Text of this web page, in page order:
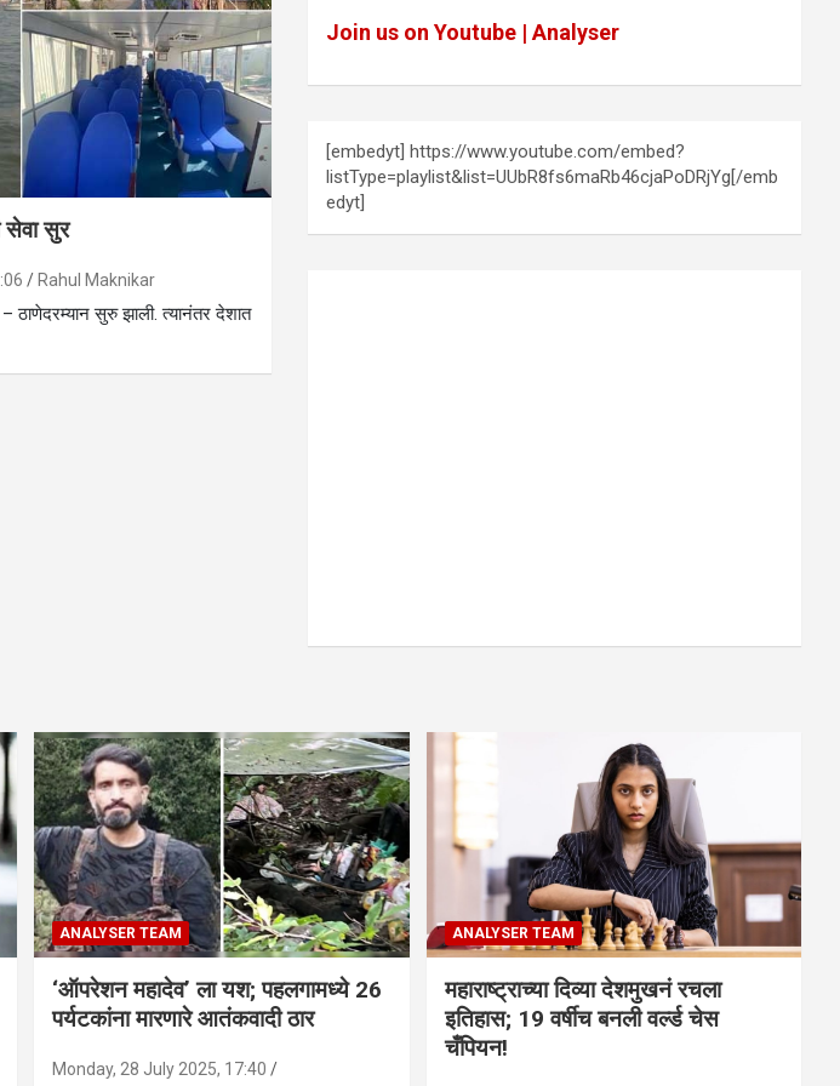
सेवा सुर
Rahul Maknikar
ठाणेदरम्यान सुरु झाली. त्यानंतर देशात
Join us on Youtube | Analyser
[embedyt] https://www.youtube.com/embed?
listType=playlist&list=UUbR8fs6maRb46cjaPoDRjYg[/emb
edyt]
ANALYSER TEAM
‘ऑपरेशन महादेव’ ला यश; पहलगामध्ये 26
पर्यटकांना मारणारे आतंकवादी ठार
Monday, 28 July 2025, 17:40
ANALYSER TEAM
महाराष्ट्राच्या दिव्या देशमुखनं रचला
इतिहास; 19 वर्षीच बनली वर्ल्ड चेस
चँपियन!